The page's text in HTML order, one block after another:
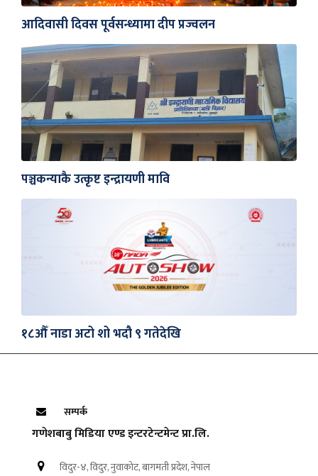
आदिवासी दिवस पूर्वसन्ध्यामा दीप प्रज्वलन
पञ्चकन्याकै उत्कृष्ट इन्द्रायणी मावि
१८औँ नाडा अटो शो भदौ ९ गतेदेखि
सम्पर्क
गणेशबाबु मिडिया एण्ड इन्टरटेन्टमेन्ट प्रा.लि.
विदुर-४, विदुर, नुवाकोट, बागमती प्रदेश, नेपाल